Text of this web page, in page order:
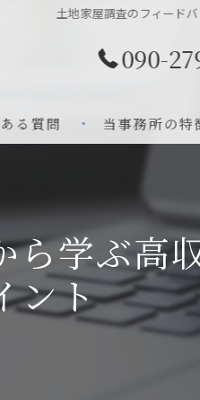
土地家屋調査のフィード
090-
る質問 当事務所の特
測量
不動産登記
学ぶ高
ント